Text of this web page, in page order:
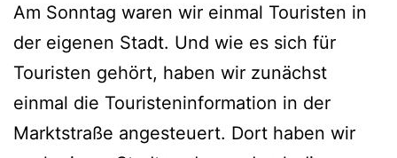
s
1
9
5
1
Am Sonntag waren wir einmal Touristen in
der eigenen Stadt. Und wie es sich für
Touristen gehört, haben wir zunächst
einmal die Touristeninformation in der
Marktstraße angesteuert. Dort haben wir